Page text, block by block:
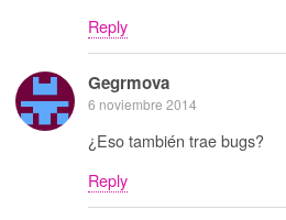
Reply
Gegrmova
6 noviembre 2014
¿Eso también trae bugs?
Reply